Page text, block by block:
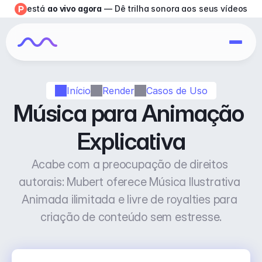
Início Render Casos de Uso
Música para Animação
Explicativa
Acabe com a preocupação de direitos
autorais: Mubert oferece Música Ilustrativa
Animada ilimitada e livre de royalties para
criação de conteúdo sem estresse.
está ao vivo agora — Dê trilha sonora aos seus vídeos